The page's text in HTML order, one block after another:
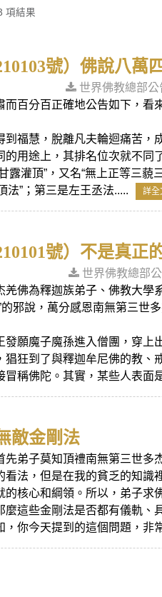
項結果
號）佛說八萬
世界佛教總部
百分百正確地公告如下，
福慧，脫離凡夫輪迴痛苦
用途上，其排名位次就不同
灌頂”，又名“無上正等三
法”；第三是左王丞法.....
詳全
號）不是真正
世界佛教總部
佛為釋迦族弟子、佛教大
邪說，萬分感恩南無第三世多
願魔子魔孫進入僧團，穿
狂到了與釋迦牟尼佛的教
稱佛陀。其實，某些人表面
敵金剛法
先弟子莫知頂禮南無第三世
法，但是在我的貧乏的知
核心和綱領。所以，弟子
這些金剛法是否都有儀軌、
你今天提到的這個問題，非